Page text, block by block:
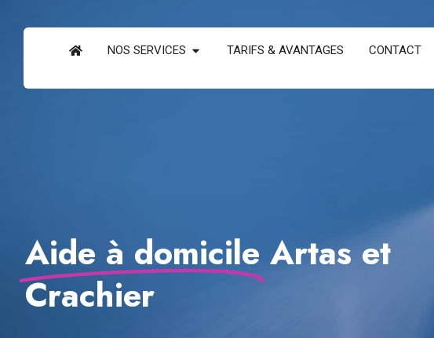
NOS SERVICES TARIFS & AVANTAGES CONTACT
Aide à domicile Artas et
Crachier